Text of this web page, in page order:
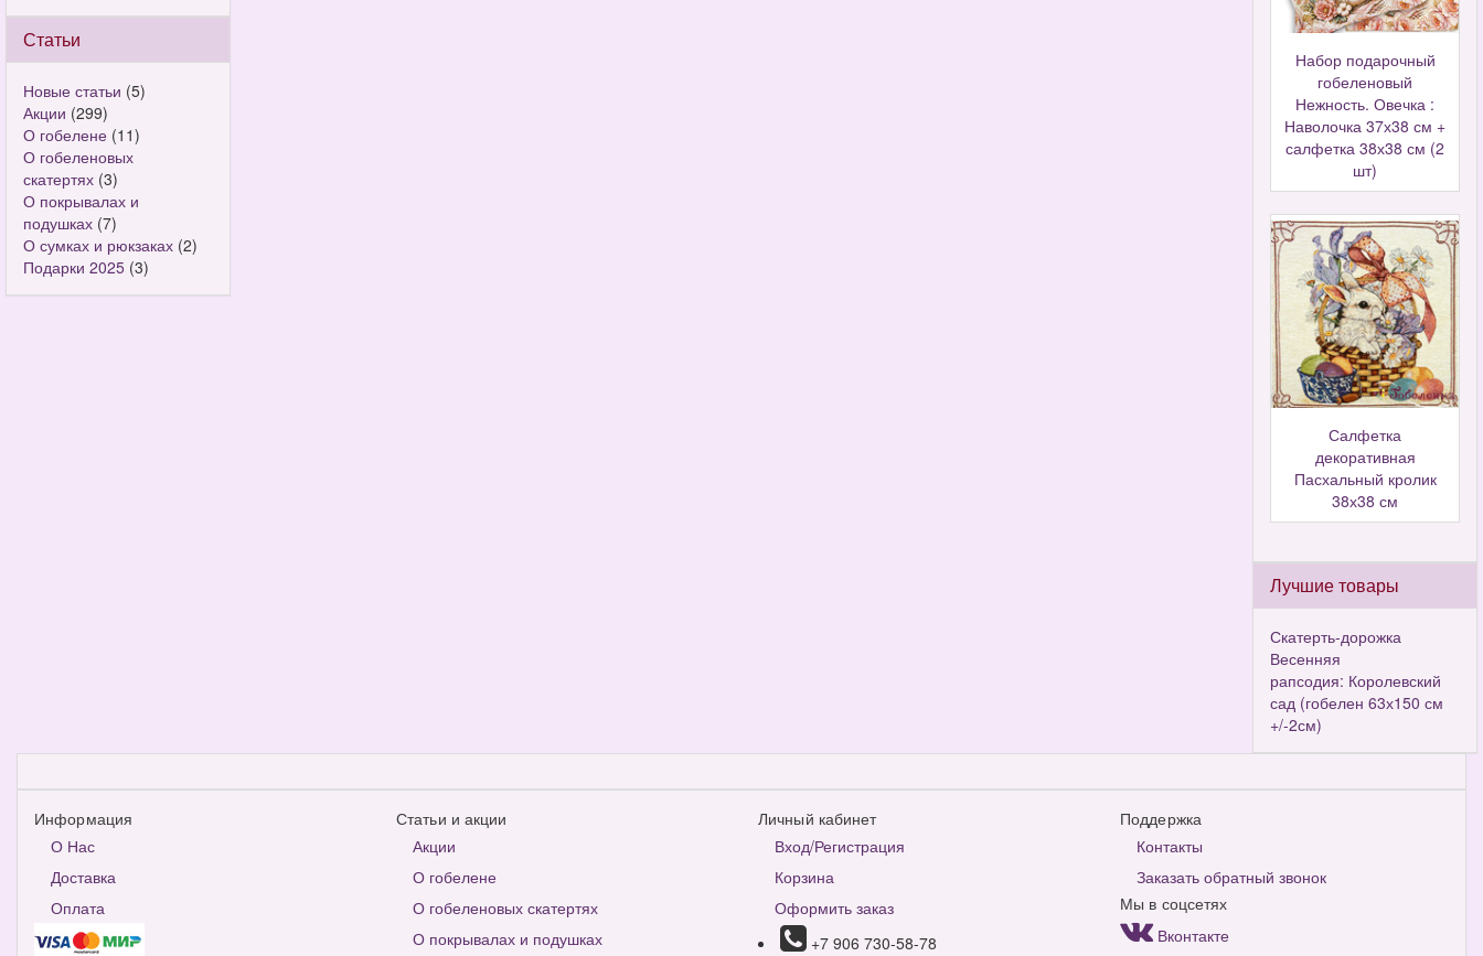
Статьи
Новые статьи (5)
Акции (299)
О гобелене (11)
О гобеленовых
скатертях (3)
О покрывалах и
подушках (7)
О сумках и рюкзаках (2)
Подарки 2025 (3)
Набор подарочный
гобеленовый
Нежность. Овечка :
Наволочка 37х38 см +
салфетка 38х38 см (2
шт)
Салфетка
декоративная
Пасхальный кролик
38х38 см
Лучшие товары
Скатерть-дорожка
Весенняя
рапсодия: Королевский
сад (гобелен 63х150 см
+/-2см)
Информация
О Нас
Доставка
Оплата
Статьи и акции
Акции
О гобелене
О гобеленовых скатертях
О покрывалах и подушках
Личный кабинет
Вход/Регистрация
Корзина
Оформить заказ
+7 906 730-58-78
Поддержка
Контакты
Заказать обратный звонок
Мы в соцсетях
Вконтакте